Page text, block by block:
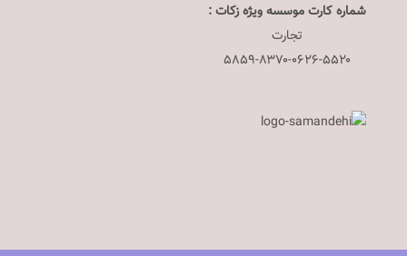
شماره کارت موسسه ویژه زکات :
تجارت
۵۸۵۹-۸۳۷۰-۰۶۲۶-۵۵۲۰